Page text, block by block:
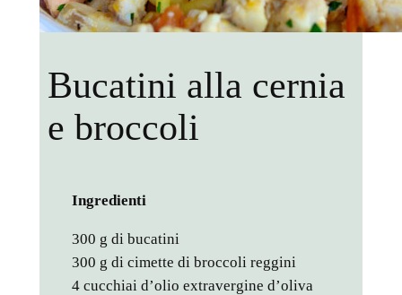
Bucatini alla cernia
e broccoli
Ingredienti
300 g di bucatini
300 g di cimette di broccoli reggini
4 cucchiai d’olio extravergine d’oliva